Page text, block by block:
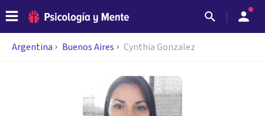
Argentina Buenos Aires Cynthia Gonzalez